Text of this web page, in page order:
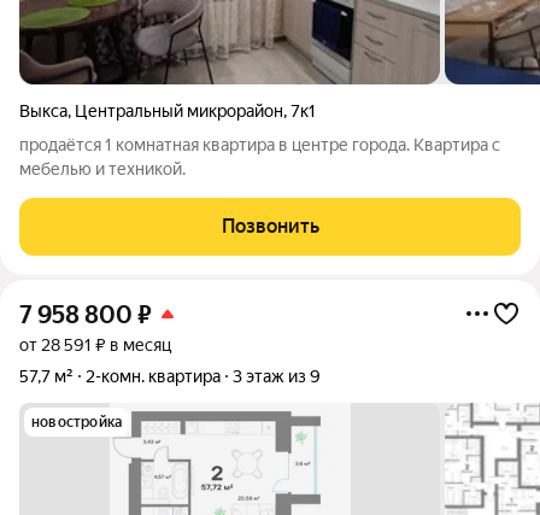
Выкса, Центральный микрорайон,7к1
продаётся 1 комнатная квартира в центре города. Квартира с
мебелью и техникой.
Позвонить
7 958 800 ₽
от 28 591 ₽ в месяц
57,7 м²
2-комн. квартира 3 этаж из 9
новостройка